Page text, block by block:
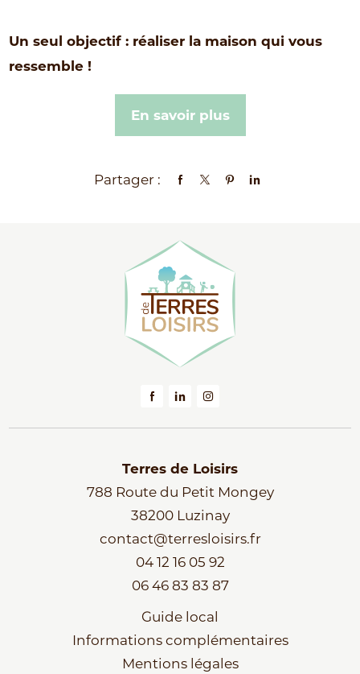
Un seul objectif : réaliser la maison qui vous
ressemble !
En savoir plus
Partager :
Terres de Loisirs
788 Route du Petit Mongey
38200 Luzinay
contact@terresloisirs.fr
04 12 16 05 92
06 46 83 83 87
Guide local
Informations complémentaires
Mentions légales